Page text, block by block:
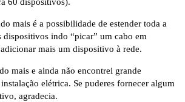
60 dispositivos).
mais é a possibilidade de estender toda a
dispositivos indo “picar” um cabo em
mais um dispositivo à rede.
mais e ainda não encontrei grande
elétrica. Se puderes fornecer algum
agradecia.